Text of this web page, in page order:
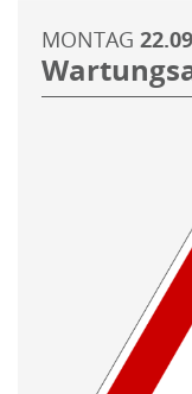
MONTAG